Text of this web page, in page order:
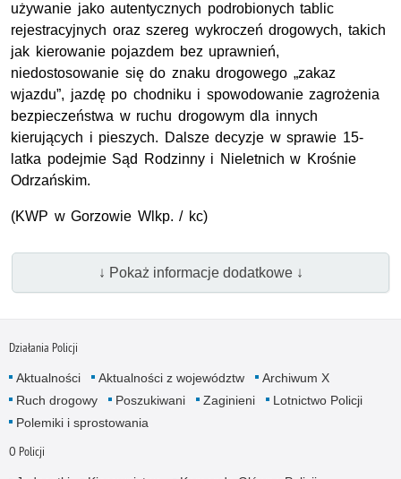
używanie jako autentycznych podrobionych tablic
rejestracyjnych oraz szereg wykroczeń drogowych, takich
jak kierowanie pojazdem bez uprawnień,
niedostosowanie się do znaku drogowego „zakaz
wjazdu”, jazdę po chodniku i spowodowanie zagrożenia
bezpieczeństwa w ruchu drogowym dla innych
kierujących i pieszych. Dalsze decyzje w sprawie 15-
latka podejmie Sąd Rodzinny i Nieletnich w Krośnie
Odrzańskim.
(KWP w Gorzowie Wlkp. / kc)
↓ Pokaż informacje dodatkowe ↓
Działania Policji
Aktualności Aktualności z województw
Archiwum X
Ruch drogowy
Poszukiwani Zaginieni
Lotnictwo Policji
Polemiki i sprostowania
O Policji